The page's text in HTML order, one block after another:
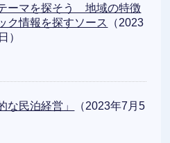
ーマを探そう 地域の特徴
ク情報を探すソース
（2023
）
な民泊経営」
（2023年7月5